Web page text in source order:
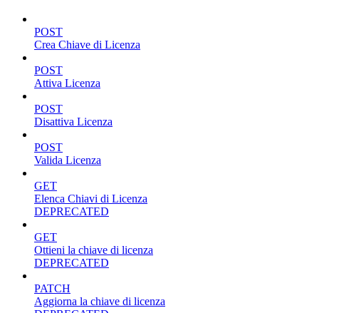
POST
Crea Chiave di Licenza
POST
Attiva Licenza
POST
Disattiva Licenza
POST
Valida Licenza
GET
Elenca Chiavi di Licenza
DEPRECATED
GET
Ottieni la chiave di licenza
DEPRECATED
PATCH
Aggiorna la chiave di licenza